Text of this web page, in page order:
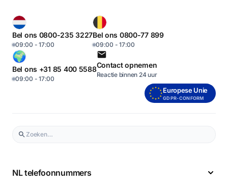
Bel ons 0800-235 3227
09:00 - 17:00
Bel ons 0800-77 899
09:00 - 17:00
Bel ons +31 85 400 5588
09:00 - 17:00
Contact opnemen
Reactie binnen 24 uur
Europese Unie
GDPR-CONFORM
NL telefoonnummers